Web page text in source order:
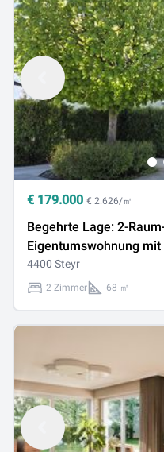
€ 179.000 € 2.626/㎡
Begehrte Lage: 2-
Eigentumswohnung
Tiefgaragenstellplatz in
4400 Steyr
2 Zimmer 68 ㎡